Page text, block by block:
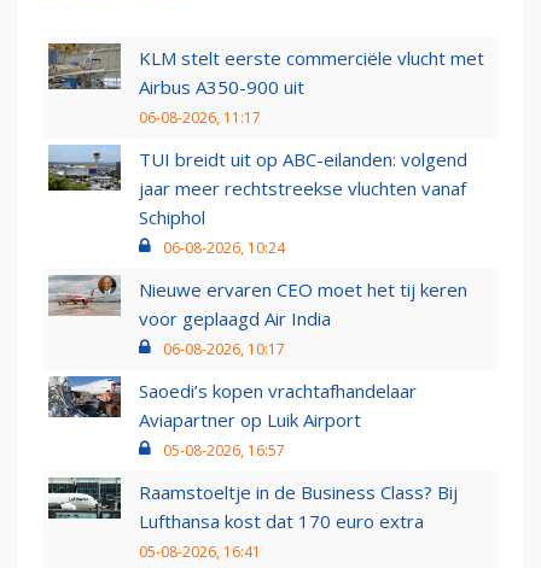
KLM stelt eerste commerciële vlucht met
Airbus A350-900 uit
06-08-2026, 11:17
TUI breidt uit op ABC-eilanden: volgend
jaar meer rechtstreekse vluchten vanaf
Schiphol
06-08-2026, 10:24
Nieuwe ervaren CEO moet het tij keren
voor geplaagd Air India
06-08-2026, 10:17
Saoedi’s kopen vrachtafhandelaar
Aviapartner op Luik Airport
05-08-2026, 16:57
Raamstoeltje in de Business Class? Bij
Lufthansa kost dat 170 euro extra
05-08-2026, 16:41